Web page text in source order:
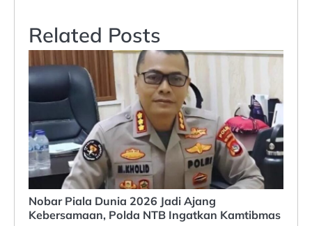
Related Posts
Nobar Piala Dunia 2026 Jadi Ajang
Kebersamaan, Polda NTB Ingatkan Kamtibmas